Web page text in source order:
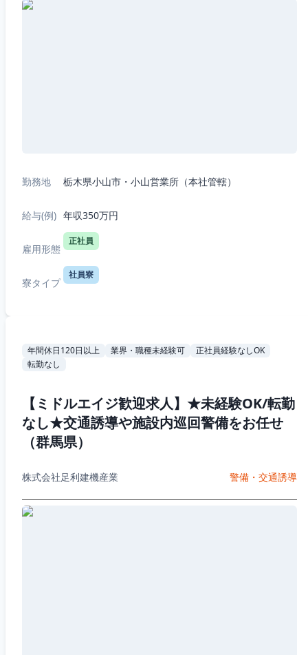
勤務地 栃木県小山市・小山営業所（本社管轄）
給与(例) 年収350万円
雇用形態
正社員
寮タイプ
社員寮
年間休日120日以上 業界・職種未経験可
正社員経験なしOK
転勤なし
【ミドルエイジ歓迎求人】★未経験OK/転勤
なし★交通誘導や施設内巡回警備をお任せ
（群馬県）
株式会社足利建機産業 警備・交通誘導